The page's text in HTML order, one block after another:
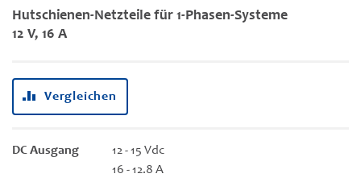
Hutschienen-Netzteile für 1-Phasen-Systeme
12 V, 16 A
Vergleichen
DC Ausgang
12 - 15 Vdc
16 - 12.8 A